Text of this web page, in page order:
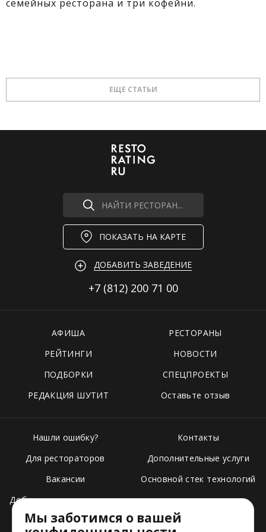
семейных ресторана и три кофейни.
ЕЩЕ СТАТЬИ
НАЙТИ РЕСТОРАН...
ПОКАЗАТЬ НА КАРТЕ
ДОБАВИТЬ ЗАВЕДЕНИЕ
+7 (812) 200 71 00
АФИША
РЕСТОРАНЫ
РЕЙТИНГИ
НОВОСТИ
ПОДБОРКИ
СПЕЦПРОЕКТЫ
РЕДАКЦИЯ ШУТИТ
Оставьте отзыв
Нашли ошибку?
Для рестораторов
Вакансии
Добавить свое заведение
Тарифы
Контакты
Дополнительные услуги
Основной стек технологий
Мы заботимся о вашей